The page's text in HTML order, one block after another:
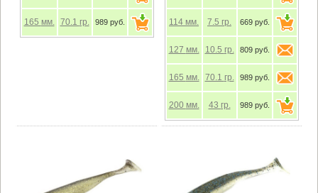
165 мм. 70.1 гр. 989 руб. 114 мм. 7.5 гр. 669 руб.
127 мм. 10.5 гр. 809 руб.
165 мм. 70.1 гр. 989 руб.
200 мм. 43 гр. 989 руб.